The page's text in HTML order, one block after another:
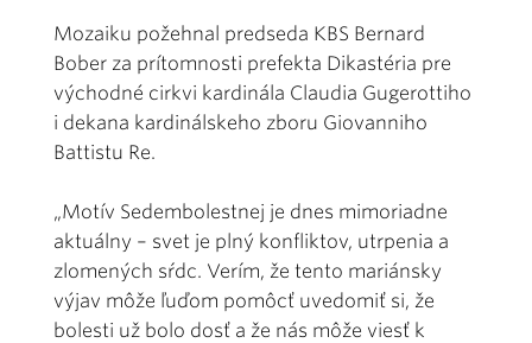
Mozaiku požehnal predseda KBS Bernard
Bober za prítomnosti prefekta Dikastéria pre
východné cirkvi kardinála Claudia Gugerottiho
i dekana kardinálskeho zboru Giovanniho
Battistu Re.
„Motív Sedembolestnej je dnes mimoriadne
aktuálny – svet je plný konfliktov, utrpenia a
zlomených sŕdc. Verím, že tento mariánsky
výjav môže ľuďom pomôcť uvedomiť si, že
bolesti už bolo dosť a že nás môže viesť k